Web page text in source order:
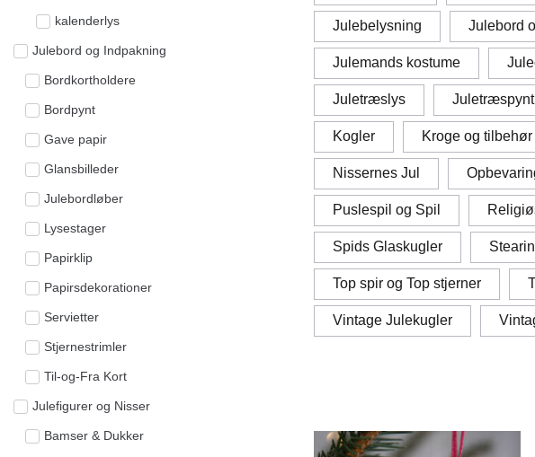
kalenderlys
Julebord og Indpakning
Bordkortholdere
Bordpynt
Gave papir
Glansbilleder
Julebordløber
Lysestager
Papirklip
Papirsdekorationer
Servietter
Stjernestrimler
Til-og-Fra Kort
Julefigurer og Nisser
Bamser & Dukker
Julebelysning Julebord
Julemands kostume
Juletræslys
Kogler Kroge og tilbehør
Nissernes Jul
Puslespil og Spil
Spids Glaskugler
Top spir og Top stjerner
Vintage Julekugler